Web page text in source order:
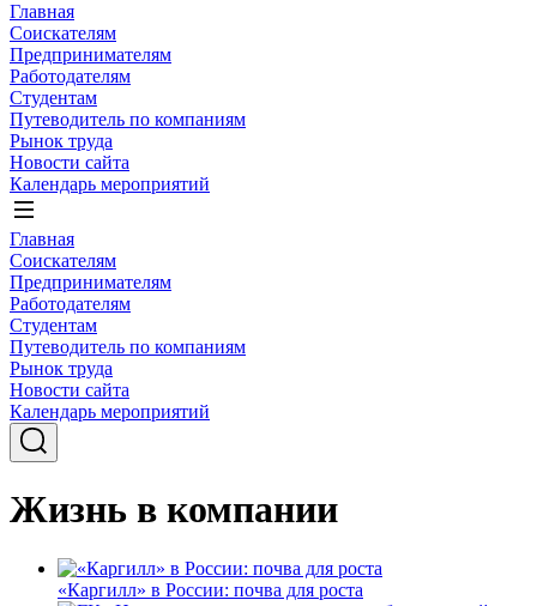
Главная
Соискателям
Предпринимателям
Работодателям
Студентам
Путеводитель по компаниям
Рынок труда
Новости сайта
Календарь мероприятий
Главная
Соискателям
Предпринимателям
Работодателям
Студентам
Путеводитель по компаниям
Рынок труда
Новости сайта
Календарь мероприятий
Жизнь в компании
«Каргилл» в России: почва для роста